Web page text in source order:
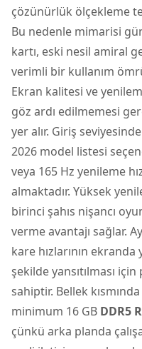
çözünürlük ölçekleme
Bu nedenle mimarisi
kartı, eski nesil amiral
verimli bir kullanım
Ekran kalitesi ve
göz ardı edilmemesi
yer alır. Giriş
2026 model listesi
veya 165 Hz yenileme
almaktadır. Yüksek
birinci şahıs nişancı
verme avantajı sağlar.
kare hızlarının
şekilde yansıtılması
sahiptir. Bellek
minimum 16 GB DDR5
çünkü arka planda